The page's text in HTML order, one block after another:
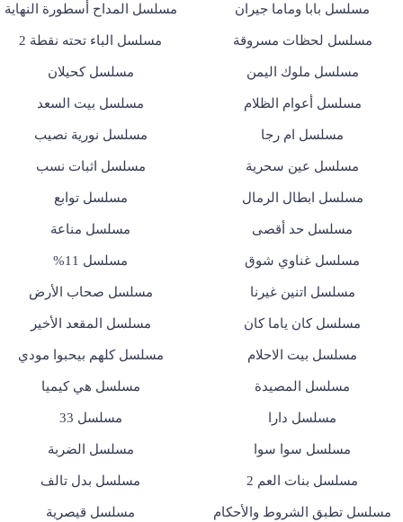
مسلسل بابا وماما جيران مسلسل المداح أسطورة النهاية
مسلسل لحظات مسروقة مسلسل الباء تحته نقطة 2
مسلسل ملوك اليمن مسلسل كحيلان
مسلسل أعوام الظلام مسلسل بيت السعد
مسلسل ام رجا مسلسل نورية نصيب
مسلسل عين سحرية مسلسل اثبات نسب
مسلسل ابطال الرمال مسلسل توابع
مسلسل حد أقصى مسلسل مناعة
مسلسل غناوي شوق مسلسل 11%
مسلسل اتنين غيرنا مسلسل صحاب الأرض
مسلسل كان ياما كان مسلسل المقعد الأخير
مسلسل بيت الاحلام مسلسل كلهم بيحبوا مودي
مسلسل المصيدة مسلسل هي كيميا
مسلسل دارا مسلسل 33
مسلسل سوا سوا مسلسل الضربة
مسلسل بنات العم 2 مسلسل بدل تالف
مسلسل تطبق الشروط والأحكام مسلسل قيصرية